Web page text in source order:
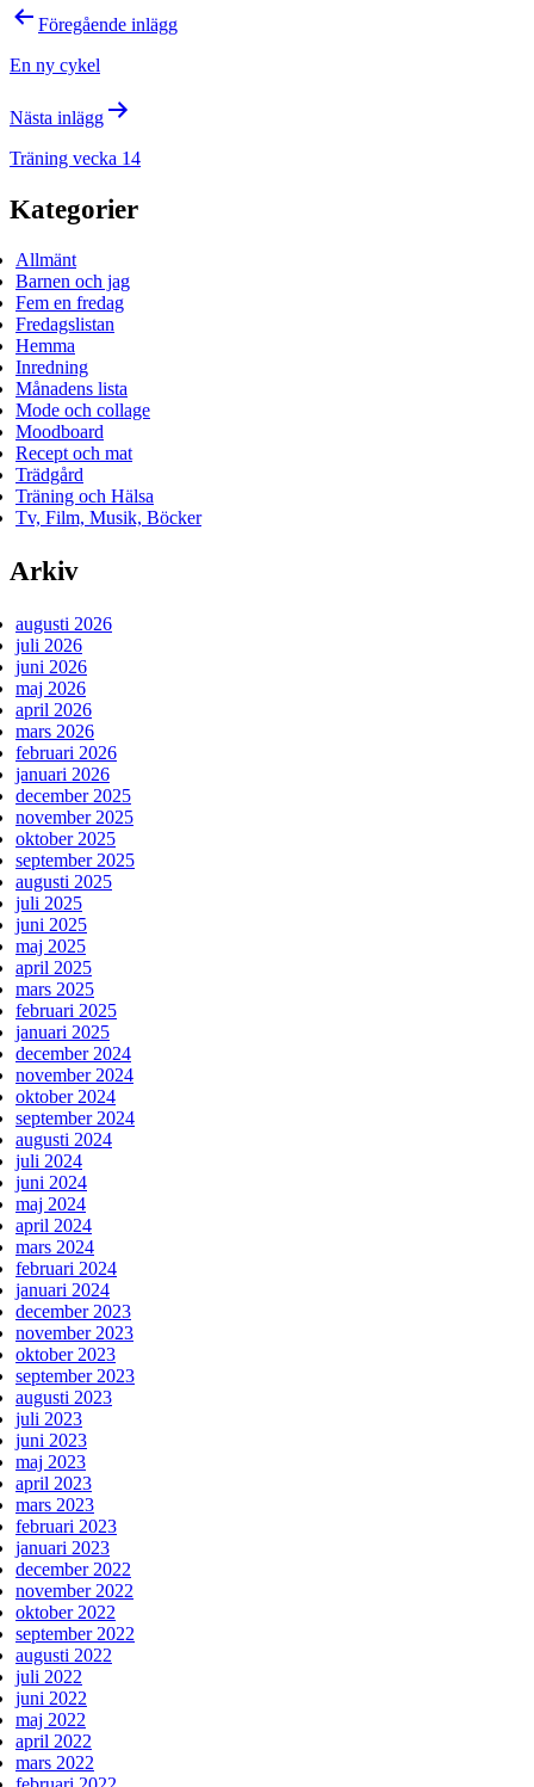
Inläggsnavigering
Föregående inlägg
En ny cykel
Nästa inlägg
Träning vecka 14
Kategorier
Allmänt
Barnen och jag
Fem en fredag
Fredagslistan
Hemma
Inredning
Månadens lista
Mode och collage
Moodboard
Recept och mat
Trädgård
Träning och Hälsa
Tv, Film, Musik, Böcker
Arkiv
augusti 2026
juli 2026
juni 2026
maj 2026
april 2026
mars 2026
februari 2026
januari 2026
december 2025
november 2025
oktober 2025
september 2025
augusti 2025
juli 2025
juni 2025
maj 2025
april 2025
mars 2025
februari 2025
januari 2025
december 2024
november 2024
oktober 2024
september 2024
augusti 2024
juli 2024
juni 2024
maj 2024
april 2024
mars 2024
februari 2024
januari 2024
december 2023
november 2023
oktober 2023
september 2023
augusti 2023
juli 2023
juni 2023
maj 2023
april 2023
mars 2023
februari 2023
januari 2023
december 2022
november 2022
oktober 2022
september 2022
augusti 2022
juli 2022
juni 2022
maj 2022
april 2022
mars 2022